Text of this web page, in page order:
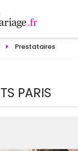
Prestataires
PARIS